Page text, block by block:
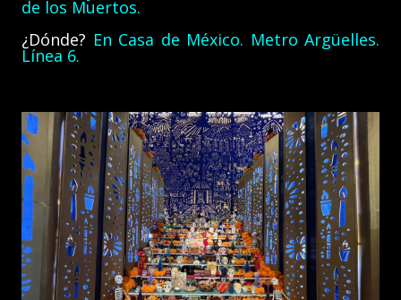
de los Muertos.
¿Dónde? En Casa de México. Metro Argüelles.
Línea 6.